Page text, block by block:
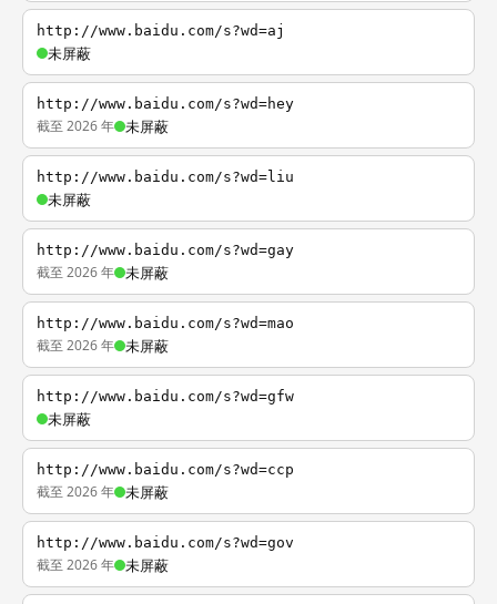
http://www.baidu.com/s?wd=aj
未屏蔽
http://www.baidu.com/s?wd=hey
截至 2026 年 未屏蔽
http://www.baidu.com/s?wd=liu
未屏蔽
http://www.baidu.com/s?wd=gay
截至 2026 年 未屏蔽
http://www.baidu.com/s?wd=mao
截至 2026 年 未屏蔽
http://www.baidu.com/s?wd=gfw
未屏蔽
http://www.baidu.com/s?wd=ccp
截至 2026 年 未屏蔽
http://www.baidu.com/s?wd=gov
截至 2026 年 未屏蔽